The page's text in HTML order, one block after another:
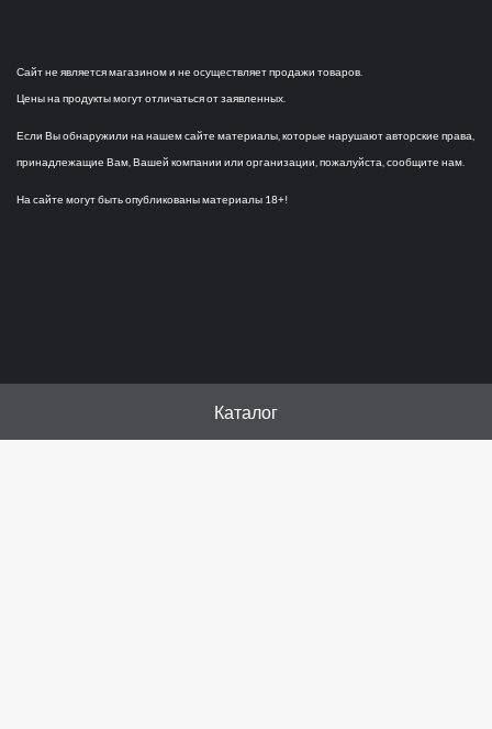
Сайт не является магазином и не осуществляет продажи товаров.
Цены на продукты могут отличаться от заявленных.
Если Вы обнаружили на нашем сайте материалы, которые нарушают авторские права,
принадлежащие Вам, Вашей компании или организации, пожалуйста, сообщите нам.
На сайте могут быть опубликованы материалы 18+!
Каталог